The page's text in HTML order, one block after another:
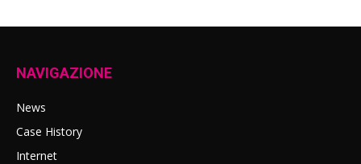
NAVIGAZIONE
News
Case History
Internet